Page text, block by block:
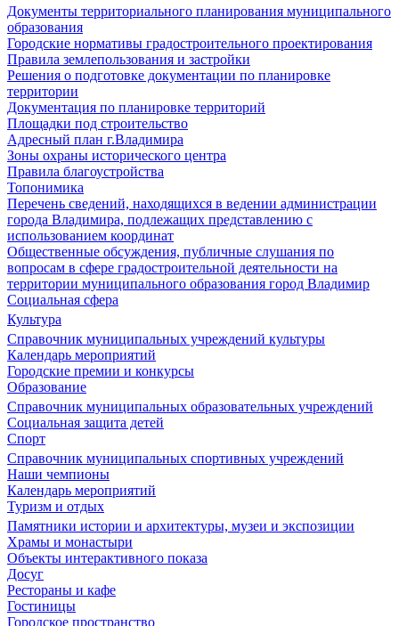
Документы территориального планирования муниципального
образования
Городские нормативы градостроительного проектирования
Правила землепользования и застройки
Решения о подготовке документации по планировке
территории
Документация по планировке территорий
Площадки под строительство
Адресный план г.Владимира
Зоны охраны исторического центра
Правила благоустройства
Топонимика
Перечень сведений, находящихся в ведении администрации
города Владимира, подлежащих представлению с
использованием координат
Общественные обсуждения, публичные слушания по
вопросам в сфере градостроительной деятельности на
территории муниципального образования город Владимир
Социальная сфера
Культура
Справочник муниципальных учреждений культуры
Календарь мероприятий
Городские премии и конкурсы
Образование
Справочник муниципальных образовательных учреждений
Социальная защита детей
Спорт
Справочник муниципальных спортивных учреждений
Наши чемпионы
Календарь мероприятий
Туризм и отдых
Памятники истории и архитектуры, музеи и экспозиции
Храмы и монастыри
Объекты интерактивного показа
Досуг
Рестораны и кафе
Гостиницы
Городское пространство